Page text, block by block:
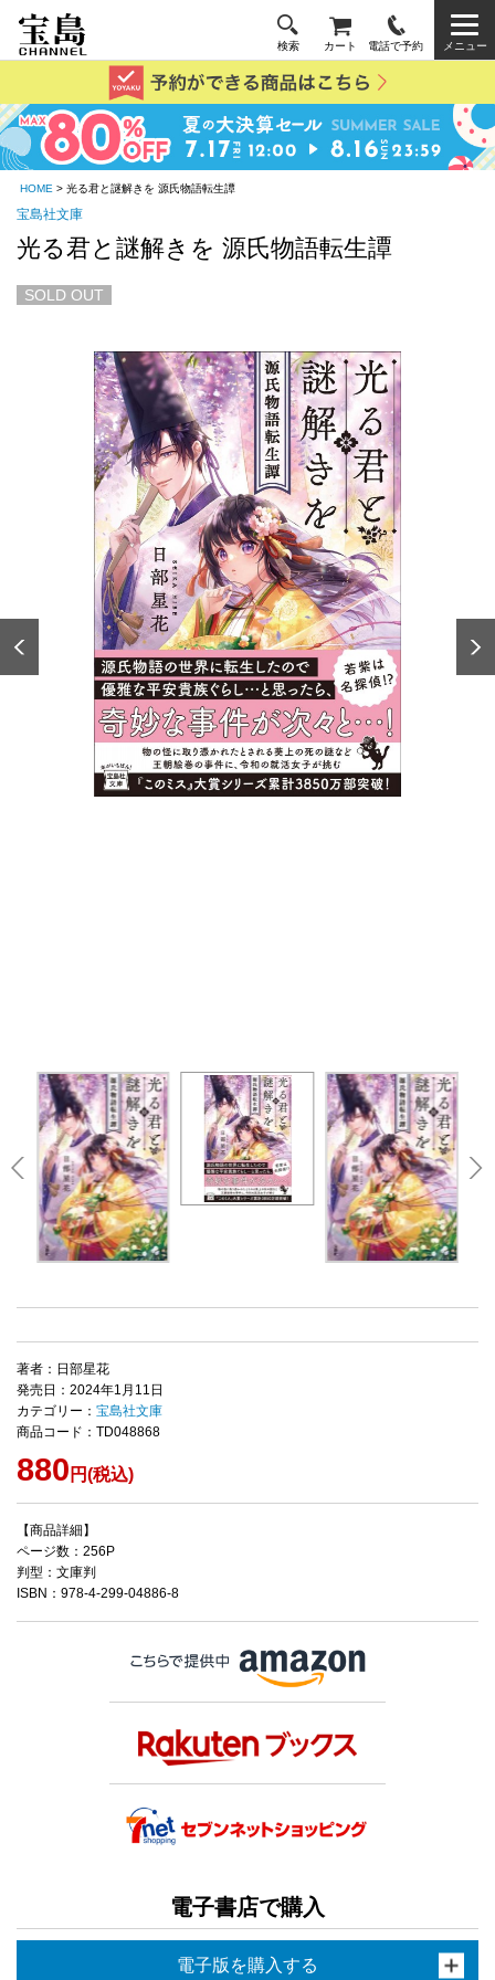
検索 カート 電話で予約 メニュー
HOME > 光る君と謎解きを 源氏物語転生譚
宝島社文庫
光る君と謎解きを 源氏物語転生譚
SOLD OUT
著者：日部星花
発売日：2024年1月11日
カテゴリー： 宝島社文庫
商品コード：TD048868
880 円(税込)
【商品詳細】
ページ数：256P
判型：文庫判
ISBN：978-4-299-04886-8
電子書店で購入
電子版を購入する